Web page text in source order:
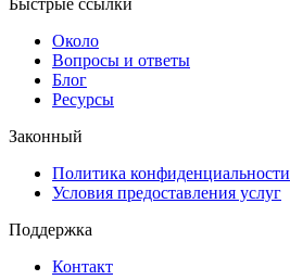
Быстрые ссылки
Около
Вопросы и ответы
Блог
Ресурсы
Законный
Политика конфиденциальности
Условия предоставления услуг
Поддержка
Контакт